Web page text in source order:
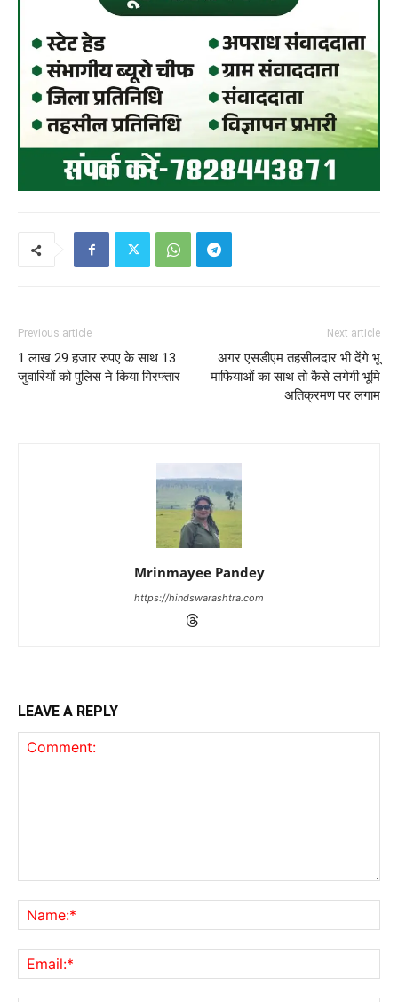
Previous article
1 लाख 29 हजार रुपए के साथ 13
जुवारियों को पुलिस ने किया गिरफ्तार
Next article
अगर एसडीएम तहसीलदार भी देंगे भू
माफियाओं का साथ तो कैसे लगेगी भूमि
अतिक्रमण पर लगाम
Mrinmayee Pandey
https://hindswarashtra.com
LEAVE A REPLY